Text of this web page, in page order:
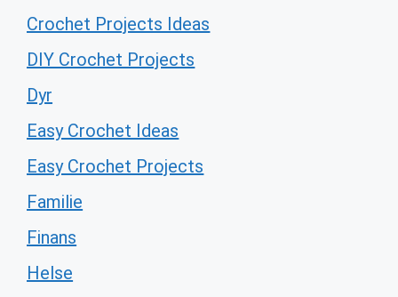
Crochet Projects Ideas
DIY Crochet Projects
Dyr
Easy Crochet Ideas
Easy Crochet Projects
Familie
Finans
Helse